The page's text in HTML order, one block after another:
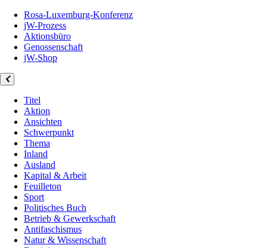
Rosa-Luxemburg-Konferenz
jW-Prozess
Aktionsbüro
Genossenschaft
jW-Shop
Titel
Aktion
Ansichten
Schwerpunkt
Thema
Inland
Ausland
Kapital & Arbeit
Feuilleton
Sport
Politisches Buch
Betrieb & Gewerkschaft
Antifaschismus
Natur & Wissenschaft